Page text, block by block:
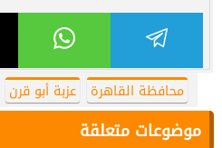
محافظة القاهرة عزبة أبو قرن
موضوعات متعلقة